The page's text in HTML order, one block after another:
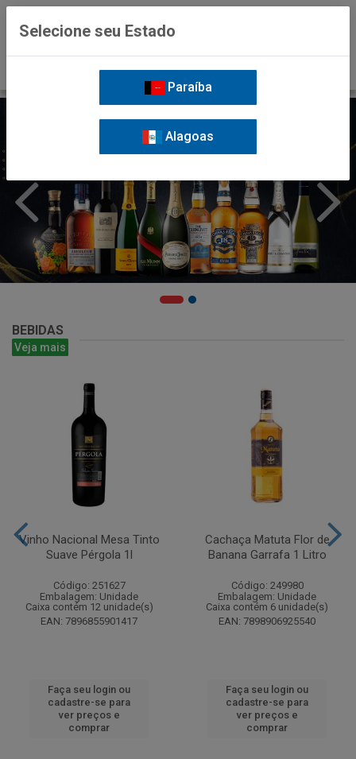
BEBIDAS
Veja mais
Vinho Nacional Mesa Tinto
Suave Pérgola 1l
Código: 251627
Embalagem: Unidade
Caixa contém 12 unidade(s)
EAN: 7896855901417
Faça seu login ou
cadastre-se para
ver preços e
comprar
Cachaça Matuta Flor de
Banana Garrafa 1 Litro
Código: 249980
Embalagem: Unidade
Caixa contém 6 unidade(s)
EAN: 7898906925540
Faça seu login ou
cadastre-se para
ver preços e
comprar
Selecione seu Estado
Paraíba
Alagoas